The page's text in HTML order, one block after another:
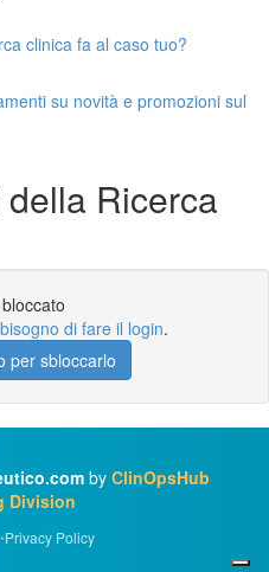
clinica fa al caso tuo?
su novità e promozioni sul
Ricerca
di fare il login.
per sbloccarlo
by ClinOpsHub
Division
•Privacy Policy